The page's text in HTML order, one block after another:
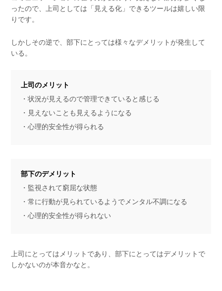
ったので、上司としては「見える化」できるツールは嬉しい限
りです。
しかしその逆で、部下にとっては様々なデメリットが発生して
いる。
上司のメリット
・状況が見えるので管理できていると感じる
・見えないことも見えるようになる
・心理的安全性が得られる
部下のデメリット
・監視されて窮屈な状態
・常に行動が見られているようでメンタル不調になる
・心理的安全性が得られない
上司にとってはメリットであり、部下にとってはデメリットで
しかないのが本音かなと。